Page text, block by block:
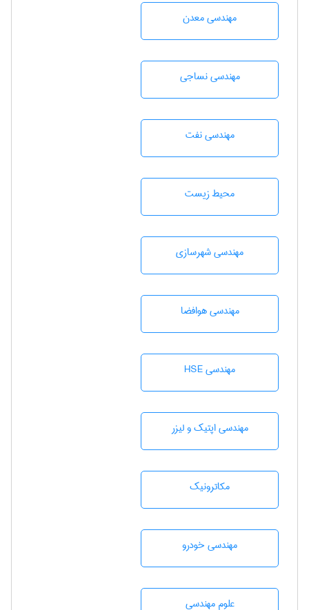
مهندسی معدن
مهندسي نساجی
مهندسی نفت
محيط زيست
مهندسی شهرسازی
مهندسی هوافضا
مهندسی HSE
مهندسی اپتیک و لیزر
مکاترونیک
مهندسی خودرو
علوم مهندسی